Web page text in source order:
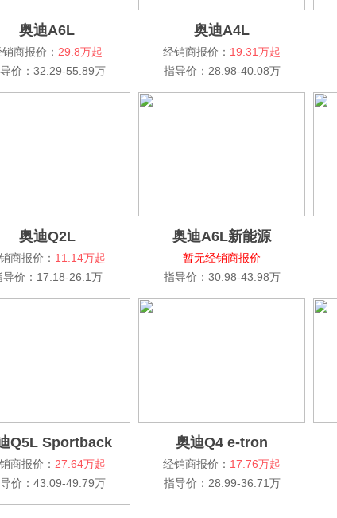
奥迪A6L
商报价： 29.8万起
价：32.29-55.89万
奥迪A4L
经销商报价： 19.31万起
指导价：28.98-40.08万
奥迪Q2L
商报价： 11.14万起
导价：17.18-26.1万
奥迪A6L新能源
暂无经销商报价
指导价：30.98-43.98万
Q5L Sportback
商报价： 27.64万起
价：43.09-49.79万
奥迪Q4 e-tron
经销商报价： 17.76万起
指导价：28.99-36.71万